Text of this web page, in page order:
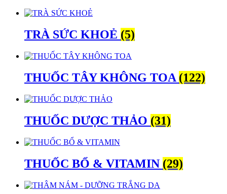
TRÀ SỨC KHOẺ (5)
THUỐC TÂY KHÔNG TOA (122)
THUỐC DƯỢC THẢO (31)
THUỐC BỔ & VITAMIN (29)